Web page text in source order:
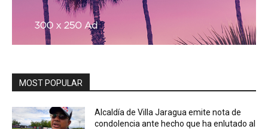
MOST POPULAR
Alcaldía de Villa Jaragua emite nota de
condolencia ante hecho que ha enlutado al